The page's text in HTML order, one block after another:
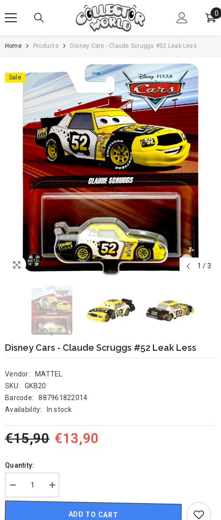
0
0
Home Products Disney Cars - Claude Scruggs #52 Leak Less
Sale
1 / 3
Disney Cars - Claude Scruggs #52 Leak Less
Vendor:
MATTEL
SKU:
GKB20
Barcode:
887961822014
Availability:
In stock
€15,90 €13,90
Quantity:
Decrease
quantity
for
Increase
quantity
for
DisneyADD TO CART